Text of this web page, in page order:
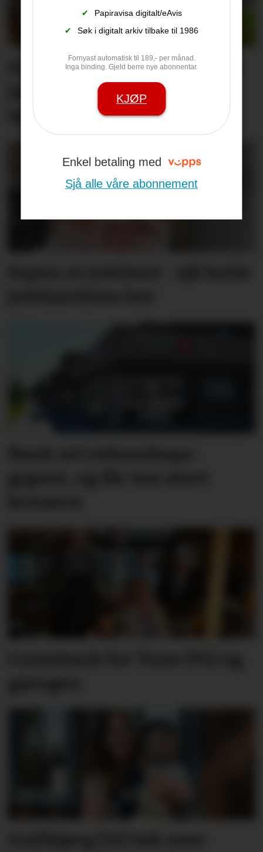
✔
Papiravisa digitalt/eAvis
✔
Søk i digitalt arkiv tilbake til 1986
Fornyast automatisk til 189,- per månad.
Inga binding. Gjeld berre nye abonnentar.
KJØP
Enkel betaling med
Sjå alle våre abonnement
Ei stor drivkraft er borte: –
Jan Arve hadde eit stort
hjarte som romma alle